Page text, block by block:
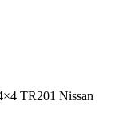
TR201 Nissan